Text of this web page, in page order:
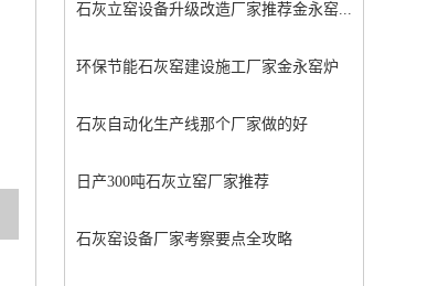
石灰立窑设备升级改造厂家推荐金永窑...
环保节能石灰窑建设施工厂家金永窑炉
石灰自动化生产线那个厂家做的好
日产300吨石灰立窑厂家推荐
石灰窑设备厂家考察要点全攻略